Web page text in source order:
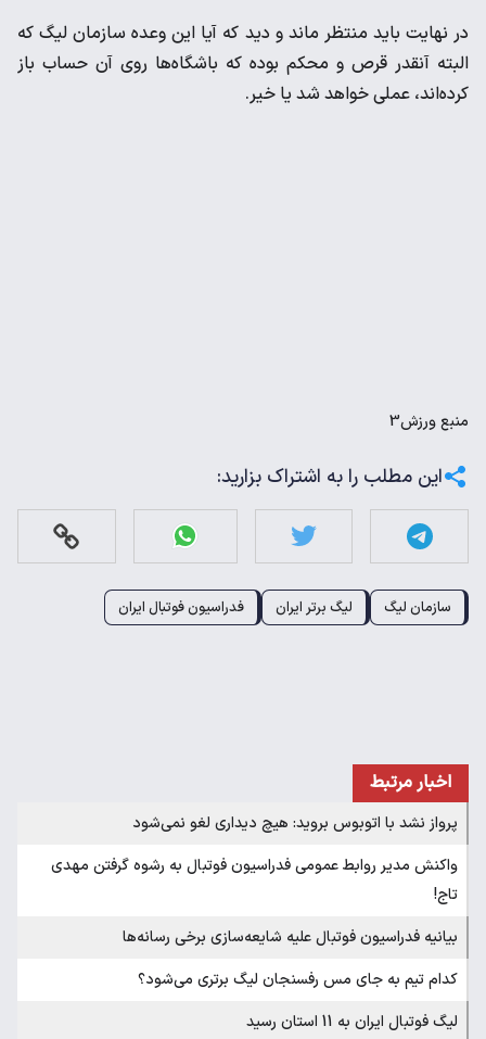
در نهایت باید منتظر ماند و دید که آیا این وعده سازمان لیگ که
البته آنقدر قرص و محکم بوده که باشگاه‌ها روی آن حساب باز
کرده‌اند، عملی خواهد شد یا خیر.
منبعورزش3
این مطلب را به اشتراک بزارید:
سازمان لیگ لیگ برتر ایران فدراسیون فوتبال ایران
اخبار مرتبط
پرواز نشد با اتوبوس بروید: هیچ دیداری لغو نمی‌شود
واکنش مدیر روابط عمومی فدراسیون فوتبال به رشوه گرفتن مهدی
تاج!
بیانیه فدراسیون فوتبال علیه شایعه‌سازی برخی رسانه‌ها
کدام تیم به جای مس رفسنجان لیگ برتری می‌شود؟
لیگ فوتبال ایران به 11 استان رسید